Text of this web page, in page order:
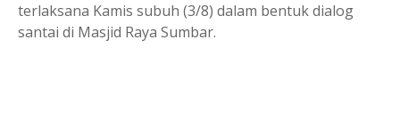
terlaksana Kamis subuh (3/8) dalam bentuk dialog
santai di Masjid Raya Sumbar.